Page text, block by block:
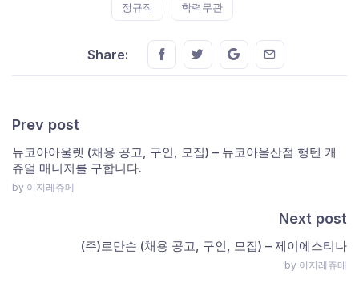
정규직 학력무관
Share: Share this on FaceBook
Share this on Twitter
Share this on GMail
Share this on
Prev post
뉴코아아울렛 (채용 공고, 구인, 모집) – 뉴코아울산점 행텐 캐
쥬얼 매니저를 구합니다.
by 이지레쥬메
Next post
(주)로만손 (채용 공고, 구인, 모집) – 제이에스티나
by 이지레쥬메